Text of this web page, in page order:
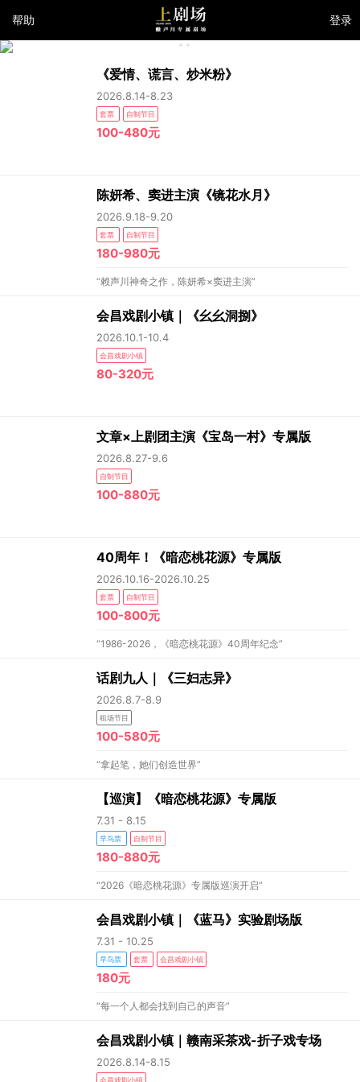
帮助 登录
《爱情、谎言、炒米粉》
2026.8.14-8.23
套票 自制节目
100-480元
陈妍希、窦进主演《镜花水月》
2026.9.18-9.20
套票 自制节目
180-980元
“赖声川神奇之作，陈妍希×窦进主演”
会昌戏剧小镇｜《幺幺洞捌》
2026.10.1-10.4
会昌戏剧小镇
80-320元
文章×上剧团主演《宝岛一村》专属版
2026.8.27-9.6
自制节目
100-880元
40周年！《暗恋桃花源》专属版
2026.10.16-2026.10.25
套票 自制节目
100-800元
“1986-2026，《暗恋桃花源》40周年纪念”
话剧九人｜《三妇志异》
2026.8.7-8.9
租场节目
100-580元
“拿起笔，她们创造世界”
【巡演】《暗恋桃花源》专属版
7.31 - 8.15
早鸟票 自制节目
180-880元
“2026《暗恋桃花源》专属版巡演开启”
会昌戏剧小镇｜《蓝马》实验剧场版
7.31 - 10.25
早鸟票 套票 会昌戏剧小镇
180元
“每一个人都会找到自己的声音”
会昌戏剧小镇｜赣南采茶戏-折子戏专场
2026.8.14-8.15
会昌戏剧小镇